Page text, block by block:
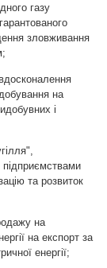
газу
зловживання
на
і
підприємствами
та розвиток
на
на експорт за
енергії;